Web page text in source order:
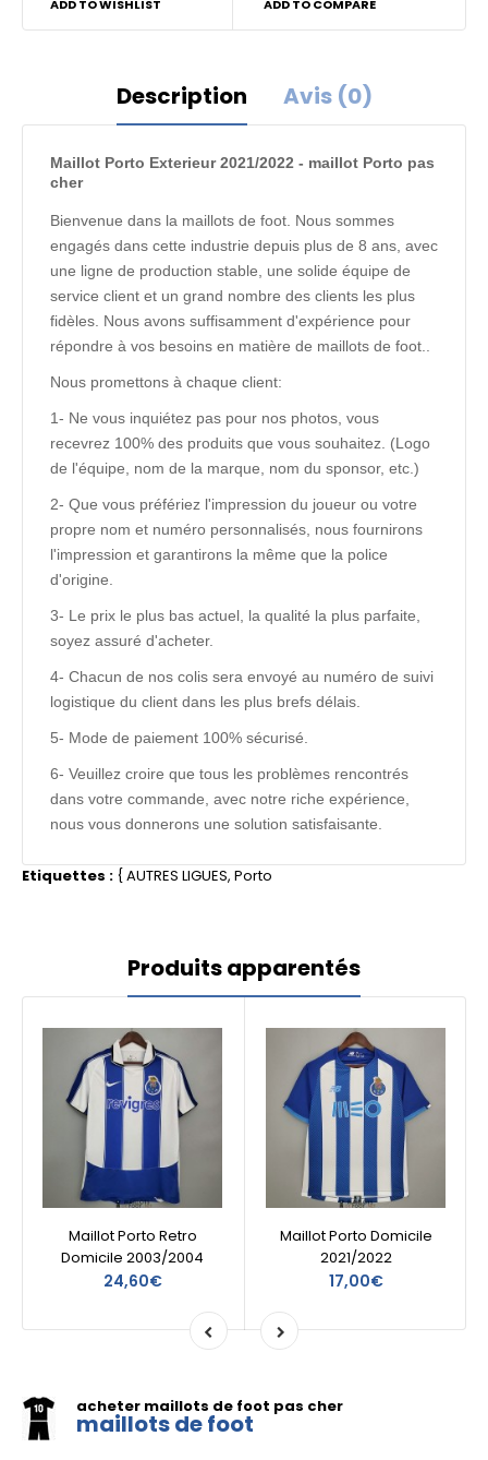
ADD TO WISHLIST ADD TO COMPARE
Description Avis (0)
Maillot Porto Exterieur 2021/2022 - maillot Porto pas
cher
Bienvenue dans la maillots de foot. Nous sommes
engagés dans cette industrie depuis plus de 8 ans, avec
une ligne de production stable, une solide équipe de
service client et un grand nombre des clients les plus
fidèles. Nous avons suffisamment d'expérience pour
répondre à vos besoins en matière de maillots de foot..
Nous promettons à chaque client:
1- Ne vous inquiétez pas pour nos photos, vous
recevrez 100% des produits que vous souhaitez. (Logo
de l'équipe, nom de la marque, nom du sponsor, etc.)
2- Que vous préfériez l'impression du joueur ou votre
propre nom et numéro personnalisés, nous fournirons
l'impression et garantirons la même que la police
d'origine.
3- Le prix le plus bas actuel, la qualité la plus parfaite,
soyez assuré d'acheter.
4- Chacun de nos colis sera envoyé au numéro de suivi
logistique du client dans les plus brefs délais.
5- Mode de paiement 100% sécurisé.
6- Veuillez croire que tous les problèmes rencontrés
dans votre commande, avec notre riche expérience,
nous vous donnerons une solution satisfaisante.
Etiquettes : {AUTRES LIGUES, Porto
Produits apparentés
Maillot Porto Retro
Domicile 2003/2004
24,60€
Maillot Porto Domicile
2021/2022
17,00€
acheter maillots de foot pas cher
maillots de foot